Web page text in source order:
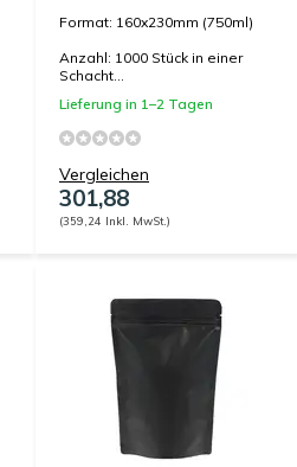
Format: 160x230mm (750ml)
Anzahl: 1000 Stück in einer
Schacht...
Lieferung in 1–2 Tagen
Vergleichen
301,88
(359,24 Inkl. MwSt.)